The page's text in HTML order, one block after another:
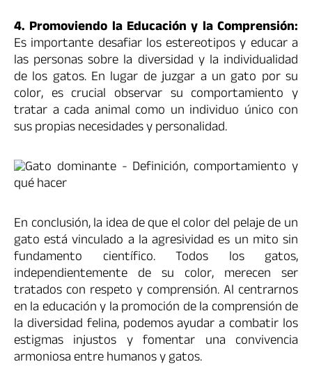
4. Promoviendo la Educación y la Comprensión:
Es importante desafiar los estereotipos y educar a
las personas sobre la diversidad y la individualidad
de los gatos. En lugar de juzgar a un gato por su
color, es crucial observar su comportamiento y
tratar a cada animal como un individuo único con
sus propias necesidades y personalidad.
En conclusión, la idea de que el color del pelaje de un
gato está vinculado a la agresividad es un mito sin
fundamento científico. Todos los gatos,
independientemente de su color, merecen ser
tratados con respeto y comprensión. Al centrarnos
en la educación y la promoción de la comprensión de
la diversidad felina, podemos ayudar a combatir los
estigmas injustos y fomentar una convivencia
armoniosa entre humanos y gatos.